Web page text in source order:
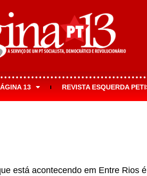
13 REVISTA ESQUERDA
está acontecendo em Entre Rios